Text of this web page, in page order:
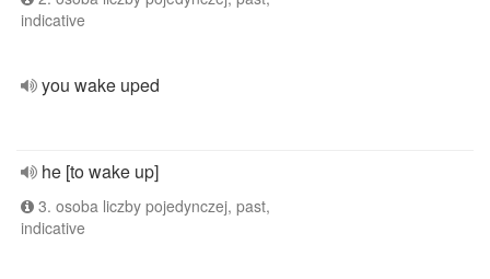
indicative
you wake uped
he [to wake up]
3. osoba liczby pojedynczej, past,
indicative